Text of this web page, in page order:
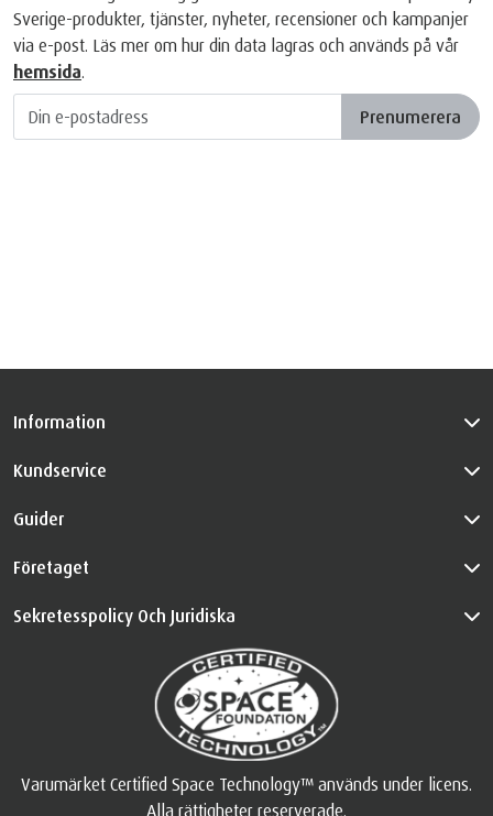
Sverige-produkter, tjänster, nyheter, recensioner och kampanjer
via e-post. Läs mer om hur din data lagras och används på vår
hemsida.
Prenumerera
Information
Kundservice
Guider
Företaget
Sekretesspolicy Och Juridiska
Varumärket Certified Space Technology™ används under licens.
Alla rättigheter reserverade.